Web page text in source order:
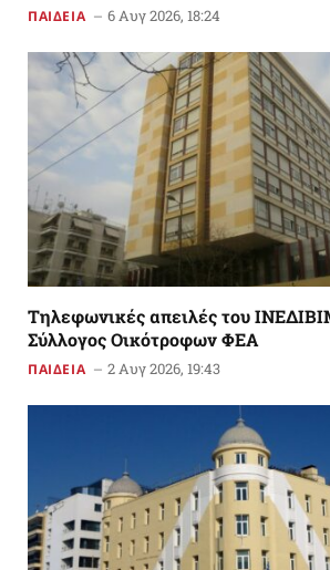
ΠΑΙΔΕΙΑ 6 Αυγ 2026, 18:24
Tηλεφωνικές απειλές του
Σύλλογος Οικότροφων ΦΕΑ
ΠΑΙΔΕΙΑ 2 Αυγ 2026, 19:43